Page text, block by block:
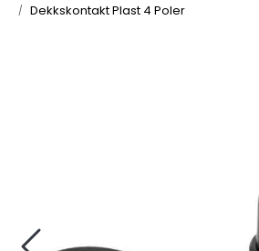
Dekkskontakt Plast 4 Poler